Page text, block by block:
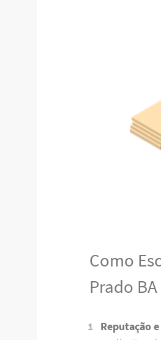
Como
Prado BA
Reputação